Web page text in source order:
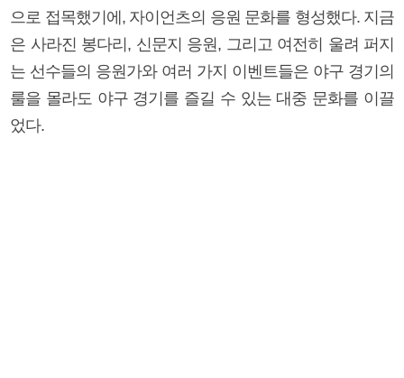
으로 접목했기에, 자이언츠의 응원 문화를 형성했다. 지금
은 사라진 봉다리, 신문지 응원, 그리고 여전히 울려 퍼지
는 선수들의 응원가와 여러 가지 이벤트들은 야구 경기의
룰을 몰라도 야구 경기를 즐길 수 있는 대중 문화를 이끌
었다.